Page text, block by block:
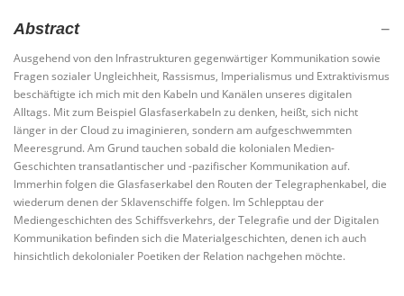
Abstract
Ausgehend von den Infrastrukturen gegenwärtiger Kommunikation sowie
Fragen sozialer Ungleichheit, Rassismus, Imperialismus und Extraktivismus
beschäftigte ich mich mit den Kabeln und Kanälen unseres digitalen
Alltags. Mit zum Beispiel Glasfaserkabeln zu denken, heißt, sich nicht
länger in der Cloud zu imaginieren, sondern am aufgeschwemmten
Meeresgrund. Am Grund tauchen sobald die kolonialen Medien-
Geschichten transatlantischer und -pazifischer Kommunikation auf.
Immerhin folgen die Glasfaserkabel den Routen der Telegraphenkabel, die
wiederum denen der Sklavenschiffe folgen. Im Schlepptau der
Mediengeschichten des Schiffsverkehrs, der Telegrafie und der Digitalen
Kommunikation befinden sich die Materialgeschichten, denen ich auch
hinsichtlich dekolonialer Poetiken der Relation nachgehen möchte.